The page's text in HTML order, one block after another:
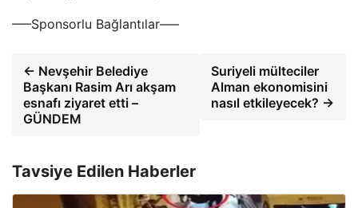
—–Sponsorlu Bağlantılar—–
← Nevşehir Belediye
Başkanı Rasim Arı akşam
esnafı ziyaret etti –
GÜNDEM
Suriyeli mülteciler
Alman ekonomisini
nasıl etkileyecek? →
Tavsiye Edilen Haberler